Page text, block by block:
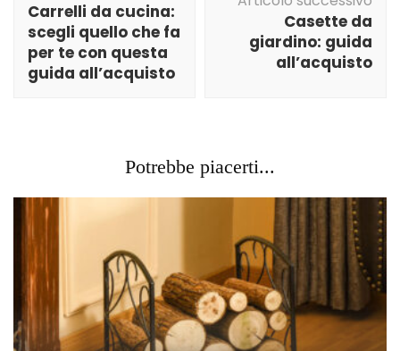
Carrelli da cucina:
scegli quello che fa
per te con questa
guida all’acquisto
Casette da
giardino: guida
all’acquisto
Potrebbe piacerti...